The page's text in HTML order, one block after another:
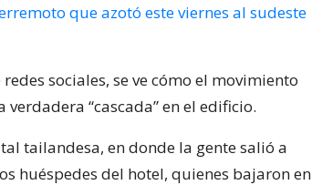
que azotó este viernes al sudeste
sociales, se ve cómo el movimiento
“cascada” en el edificio.
tailandesa, en donde la gente salió a
huéspedes del hotel, quienes bajaron en